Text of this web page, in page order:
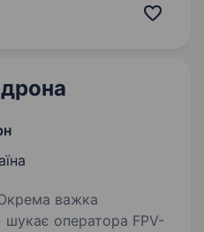
БПЛА, готових
шукає оператора FPV-